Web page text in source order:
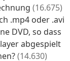
(16.675)
.mp4 oder .avi
DVD, so dass
abgespielt
(14.630)